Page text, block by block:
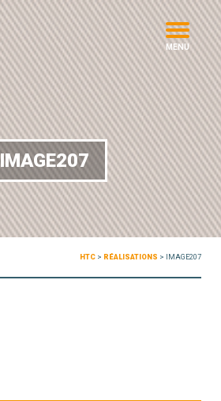
MENU
IMAGE207
HTC > RÉALISATIONS > IMAGE207